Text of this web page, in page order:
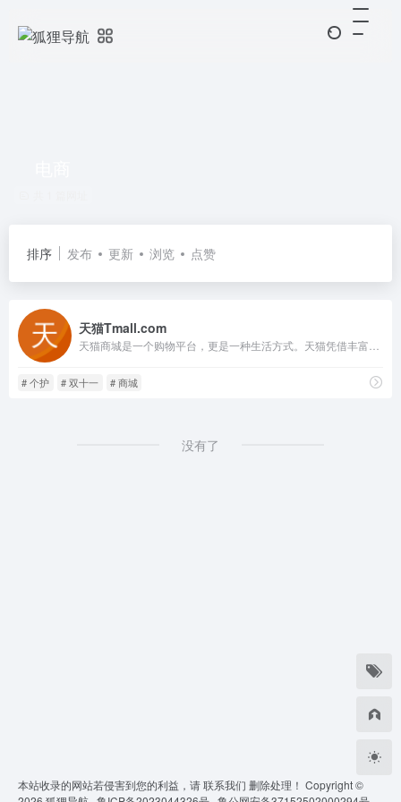
排序 发布 更新 浏览 点赞
天猫Tmall.com
# 个护 # 双十一 # 商城
没有了
本站收录的网站若侵害到您的利益，请联系我们 删除处理！ Copyright ©